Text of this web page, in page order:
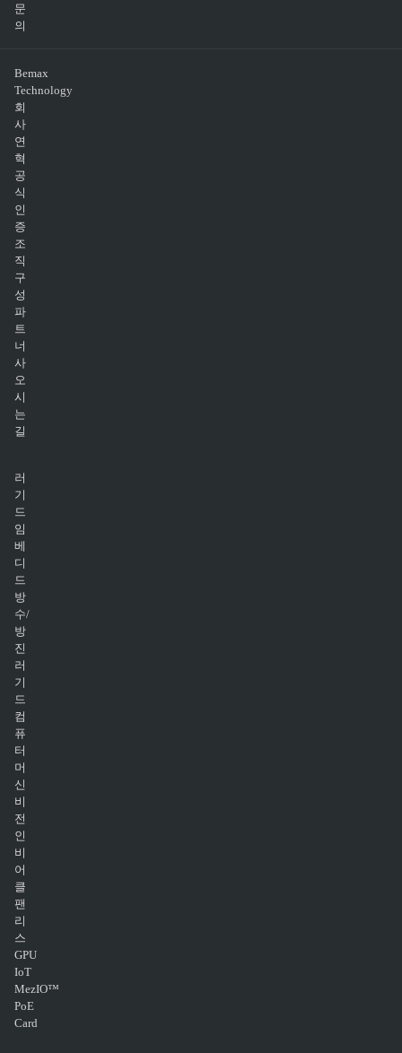
문
의
Bemax
Technology
회
사
연
혁
공
식
인
증
조
직
구
성
파
트
너
사
오
시
는
길
러
기
드
임
베
디
드
방
수/
방
진
러
기
드
컴
퓨
터
머
신
비
전
인
비
어
클
팬
리
스
GPU
IoT
MezIO™
PoE
Card